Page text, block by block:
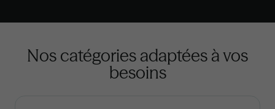
Nos catégories adaptées à vos
besoins